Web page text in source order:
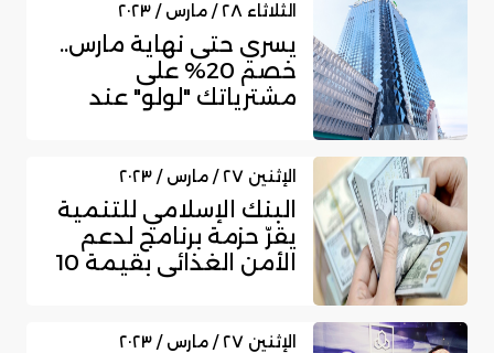
الثلاثاء ٢٨ / مارس / ٢٠٢٣
يسري حتى نهاية مارس..
خصم 20% على
مشترياتك "لولو" عند
الإثنين ٢٧ / مارس / ٢٠٢٣
البنك الإسلامي للتنمية
يقرّ حزمة برنامج لدعم
الأمن الغذائي بقيمة 10
الإثنين ٢٧ / مارس / ٢٠٢٣